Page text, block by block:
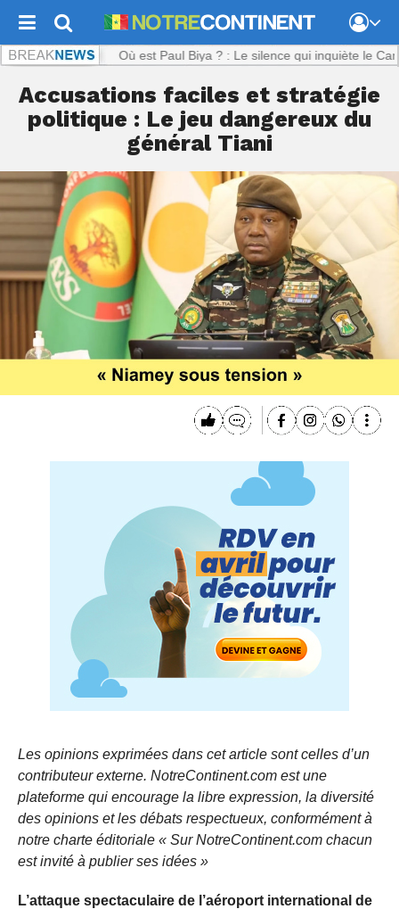
: Où est Paul Biya ? : Le silence qui inquiète le Cameroun
Accusations faciles et stratégie
politique : Le jeu dangereux du
général Tiani
Les opinions exprimées dans cet article sont celles d’un
contributeur externe. NotreContinent.com est une
plateforme qui encourage la libre expression, la diversité
des opinions et les débats respectueux, conformément à
notre charte éditoriale « Sur NotreContinent.com chacun
est invité à publier ses idées »
L’attaque spectaculaire de l’aéroport international de